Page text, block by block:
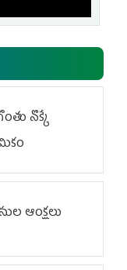
నొక్కే
ఆంక్షలు